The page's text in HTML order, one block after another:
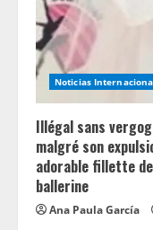
Noticias
Illégal sans
malgré son
adorable fillette
ballerine
Ana Paula García